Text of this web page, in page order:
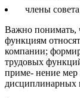
члены
Важно понимать,
функциям
компании;
трудовых
приме- нение
дисциплинарных